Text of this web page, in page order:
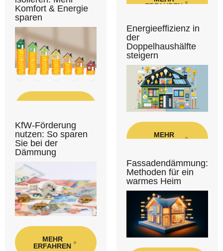
ERFAHREN
Komfort & Energie
sparen
Energieeffizienz in
der
Doppelhaushälfte
steigern
MEHR
KfW-Förderung
nutzen: So sparen
Sie bei der
Dämmung
MEHR
ERFAHREN
Fassadendämmung:
Methoden für ein
warmes Heim